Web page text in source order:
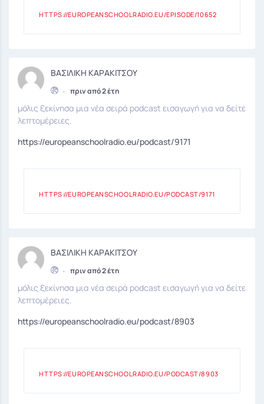
HTTPS://EUROPEANSCHOOLRADIO.EU/EPISODE/10652
ΒΑΣΙΛΙΚΗ ΚΑΡΑΚΙΤΣΟΥ
• πριν από 2 έτη
μόλις ξεκίνησα μια νέα σειρά podcast εισαγωγή για να δείτε
λεπτομέρειες.
https://europeanschoolradio.eu/podcast/9171
HTTPS://EUROPEANSCHOOLRADIO.EU/PODCAST/9171
ΒΑΣΙΛΙΚΗ ΚΑΡΑΚΙΤΣΟΥ
• πριν από 2 έτη
μόλις ξεκίνησα μια νέα σειρά podcast εισαγωγή για να δείτε
λεπτομέρειες.
https://europeanschoolradio.eu/podcast/8903
HTTPS://EUROPEANSCHOOLRADIO.EU/PODCAST/8903